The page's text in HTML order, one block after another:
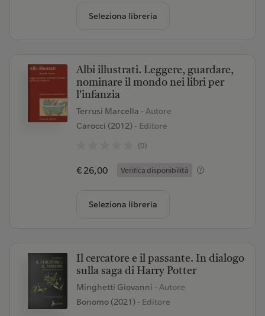
Seleziona libreria
Albi illustrati. Leggere, guardare,
nominare il mondo nei libri per
l'infanzia
Terrusi Marcella - Autore
Carocci (2012)- Editore
(0)
€ 26,00 Verifica disponibilità
Seleziona libreria
Il cercatore e il passante. In dialogo
sulla saga di Harry Potter
Minghetti Giovanni - Autore
Bonomo (2021)- Editore